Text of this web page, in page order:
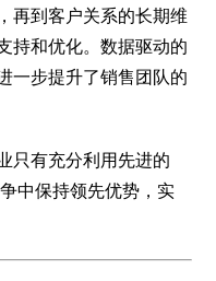
再到客户关系的长期维
持和优化。数据驱动的
一步提升了销售团队的
只有充分利用先进的
中保持领先优势，实